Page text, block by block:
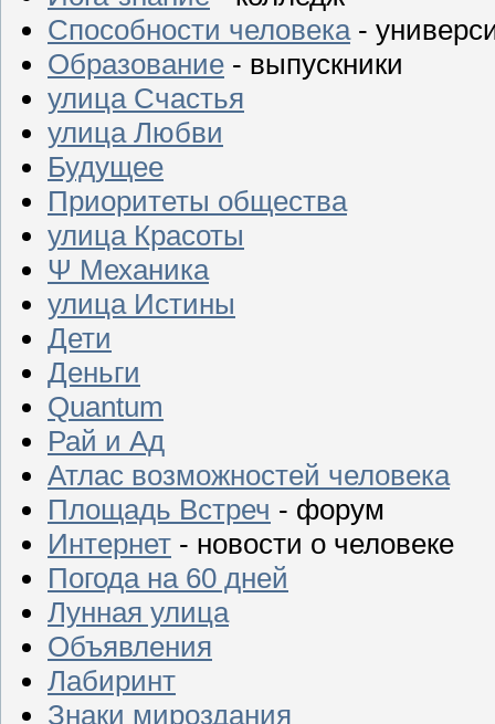
Способности человека-
Образование - выпускники
улица Счастья
улица Любви
Будущее
Приоритеты общества
улица Красоты
Ψ Механика
улица Истины
Дети
Деньги
Quantum
Рай и Ад
Атлас возможностей человека
Площадь Встреч - форум
Интернет - новости о человеке
Погода на 60 дней
Лунная улица
Объявления
Лабиринт
Знаки мироздания